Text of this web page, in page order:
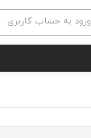
ورود به حساب کاربری